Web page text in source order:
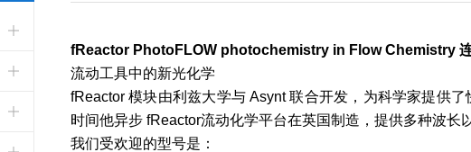
fReactor PhotoFLOW photochemistry in Flow Chemistry
流动工具中的新光化学
fReactor 模块由利兹大学与 Asynt 联合开发，为科学家提供
时间他异步 fReactor流动化学平台在英国制造，提供多种波长
我们受欢迎的型号是：